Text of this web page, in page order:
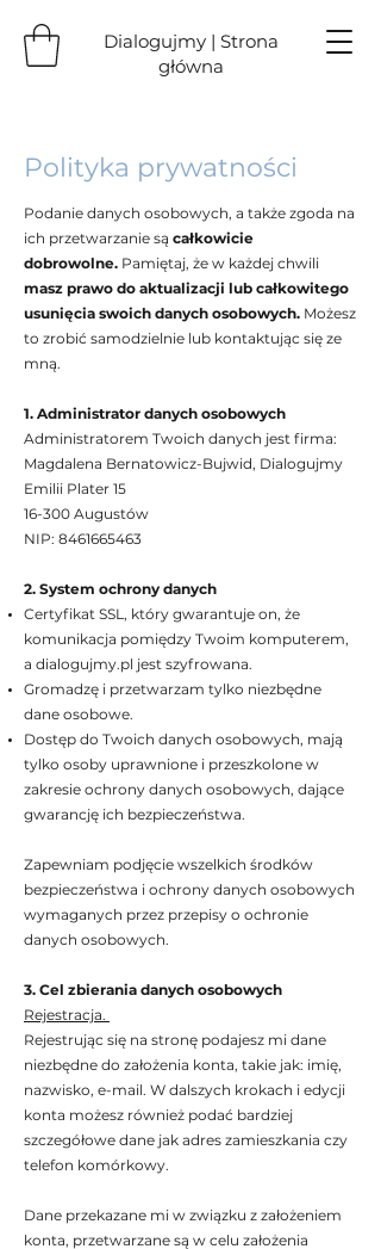
Dialogujmy | Strona
główna
Polityka prywatności
Podanie danych osobowych, a także zgoda na
ich przetwarzanie są całkowicie
dobrowolne. Pamiętaj, że w każdej chwili
masz prawo do aktualizacji lub całkowitego
usunięcia swoich danych osobowych. Możesz
to zrobić samodzielnie lub kontaktując się ze
mną.
1. Administrator danych osobowych
Administratorem Twoich danych jest firma:
Magdalena Bernatowicz-Bujwid, Dialogujmy
Emilii Plater 15
16-300 Augustów
NIP: 8461665463
2. System ochrony danych
Certyfikat SSL, który gwarantuje on, że
komunikacja pomiędzy Twoim komputerem,
a dialogujmy.pl jest szyfrowana.
Gromadzę i przetwarzam tylko niezbędne
dane osobowe.
Dostęp do Twoich danych osobowych, mają
tylko osoby uprawnione i przeszkolone w
zakresie ochrony danych osobowych, dające
gwarancję ich bezpieczeństwa.
Zapewniam podjęcie wszelkich środków
bezpieczeństwa i ochrony danych osobowych
wymaganych przez przepisy o ochronie
danych osobowych.
3. Cel zbierania danych osobowych
Rejestracja.
Rejestrując się na stronę podajesz mi dane
niezbędne do założenia konta, takie jak: imię,
nazwisko, e-mail. W dalszych krokach i edycji
konta możesz również podać bardziej
szczegółowe dane jak adres zamieszkania czy
telefon komórkowy.
Dane przekazane mi w związku z założeniem
konta, przetwarzane są w celu założenia